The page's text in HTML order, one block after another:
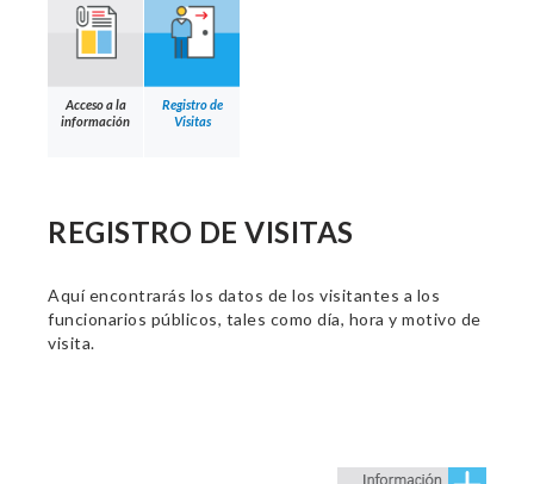
Acceso a la
información
Registro de
Visitas
REGISTRO DE VISITAS
Aquí encontrarás los datos de los visitantes a los
funcionarios públicos, tales como día, hora y motivo de
visita.